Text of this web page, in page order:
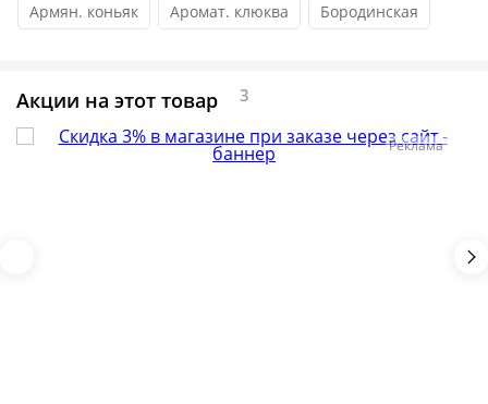
Армян. коньяк Аромат. клюква Бородинская
Акции на этот товар 3
Реклама